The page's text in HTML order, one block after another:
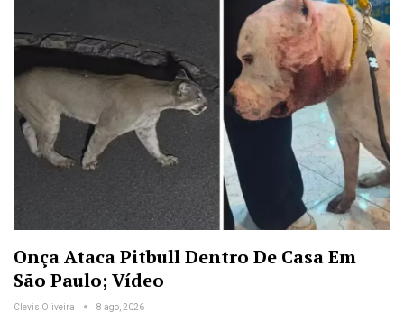
Onça Ataca Pitbull Dentro De Casa Em
São Paulo; Vídeo
Clevis Oliveira 8 ago, 2026